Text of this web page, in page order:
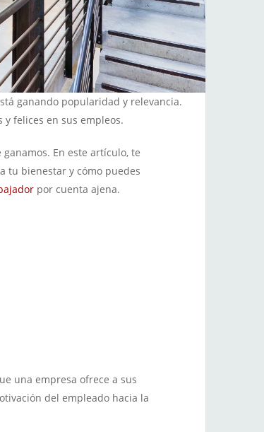
ganando popularidad y relevancia.
felices en sus empleos.
En este artículo, te
tu bienestar y cómo puedes
por cuenta ajena.
una empresa ofrece a sus
del empleado hacia la